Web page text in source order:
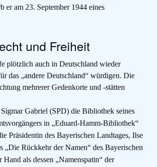
er am 23. September 1944 eines
und Freiheit
plötzlich auch in Deutschland wieder
das „andere Deutschland“ würdigen. Die
mehrerer Gedenkorte und -stätten
Gabriel (SPD) die Bibliothek seines
in „Eduard-Hamm-Bibliothek“
Präsidentin des Bayerischen Landtages, Ilse
Rückkehr der Namen“ des Bayerischen
als dessen „Namenspatin“ der